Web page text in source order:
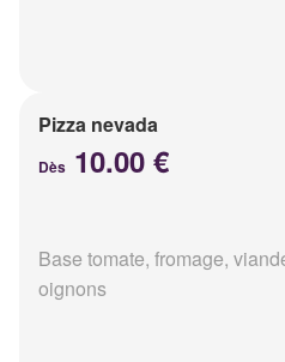
Pizza nevada
Dès 10.00 €
Base tomate, fromage,
oignons